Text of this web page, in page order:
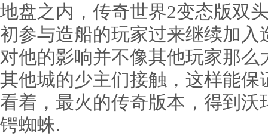
地盘之内，传奇世界2变态版双
初参与造船的玩家过来继续加
对他的影响并不像其他玩家那
其他城的少主们接触，这样能
看着，最火的传奇版本，得到
锷蜘蛛.